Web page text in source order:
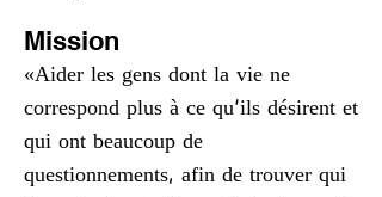
Mission
«Aider les gens dont la vie ne
correspond plus à ce qu'ils désirent et
qui ont beaucoup de
questionnements, afin de trouver qui